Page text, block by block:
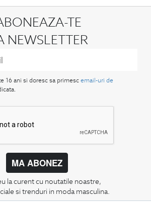
TE
NEWSLETTER
16 ani si doresc sa primesc email-uri de
MA ABONEZ
la curent cu noutatile noastre,
si trenduri in moda masculina.